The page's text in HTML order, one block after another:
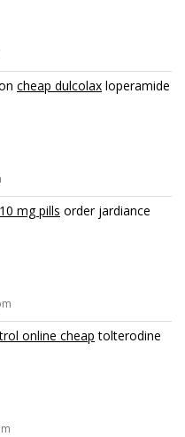
cheap dulcolax loperamide
mg pills order jardiance
online cheap tolterodine